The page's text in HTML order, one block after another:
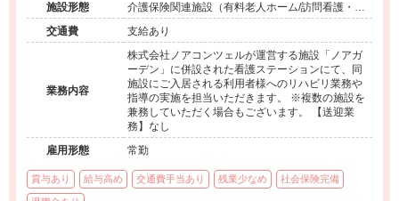
施設形態
介護保険関連施設（有料老人ホーム/訪問看護・リ
ハ）
交通費 支給あり
業務内容
株式会社ノアコンツェルが運営する施設「ノアガ
ーデン」に併設された看護ステーションにて、同
施設にご入居される利用者様へのリハビリ業務や
指導の実施を担当いただきます。 ※複数の施設を
兼務していただく場合もございます。 【送迎業
務】なし
雇用形態
常勤
賞与あり 給与高め 交通費手当あり 残業少なめ 社会保険完備